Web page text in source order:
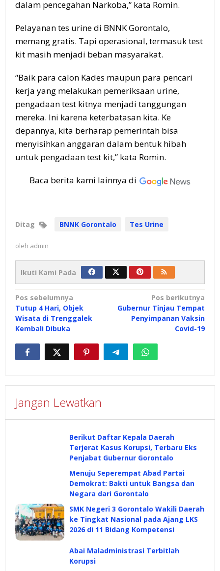
dalam pencegahan Narkoba,” kata Romin.
Pelayanan tes urine di BNNK Gorontalo,
memang gratis. Tapi operasional, termasuk test
kit masih menjadi beban masyarakat.
“Baik para calon Kades maupun para pencari
kerja yang melakukan pemeriksaan urine,
pengadaan test kitnya menjadi tanggungan
mereka. Ini karena keterbatasan kita. Ke
depannya, kita berharap pemerintah bisa
menyisihkan anggaran dalam bentuk hibah
untuk pengadaan test kit,” kata Romin.
Baca berita kami lainnya di
Ditag BNNK Gorontalo Tes Urine
oleh admin
Ikuti Kami Pada
Navigasi
pos
Pos sebelumnya
Tutup 4 Hari, Objek
Wisata di Trenggalek
Kembali Dibuka
Pos berikutnya
Gubernur Tinjau Tempat
Penyimpanan Vaksin
Covid-19
Jangan Lewatkan
Berikut Daftar Kepala Daerah
Terjerat Kasus Korupsi, Terbaru Eks
Penjabat Gubernur Gorontalo
Menuju Seperempat Abad Partai
Demokrat: Bakti untuk Bangsa dan
Negara dari Gorontalo
SMK Negeri 3 Gorontalo Wakili Daerah
ke Tingkat Nasional pada Ajang LKS
2026 di 11 Bidang Kompetensi
Abai Maladministrasi Terbitlah
Korupsi